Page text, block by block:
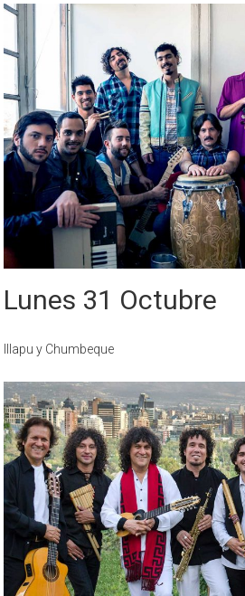
Lunes 31 Octubre
Illapu y Chumbeque